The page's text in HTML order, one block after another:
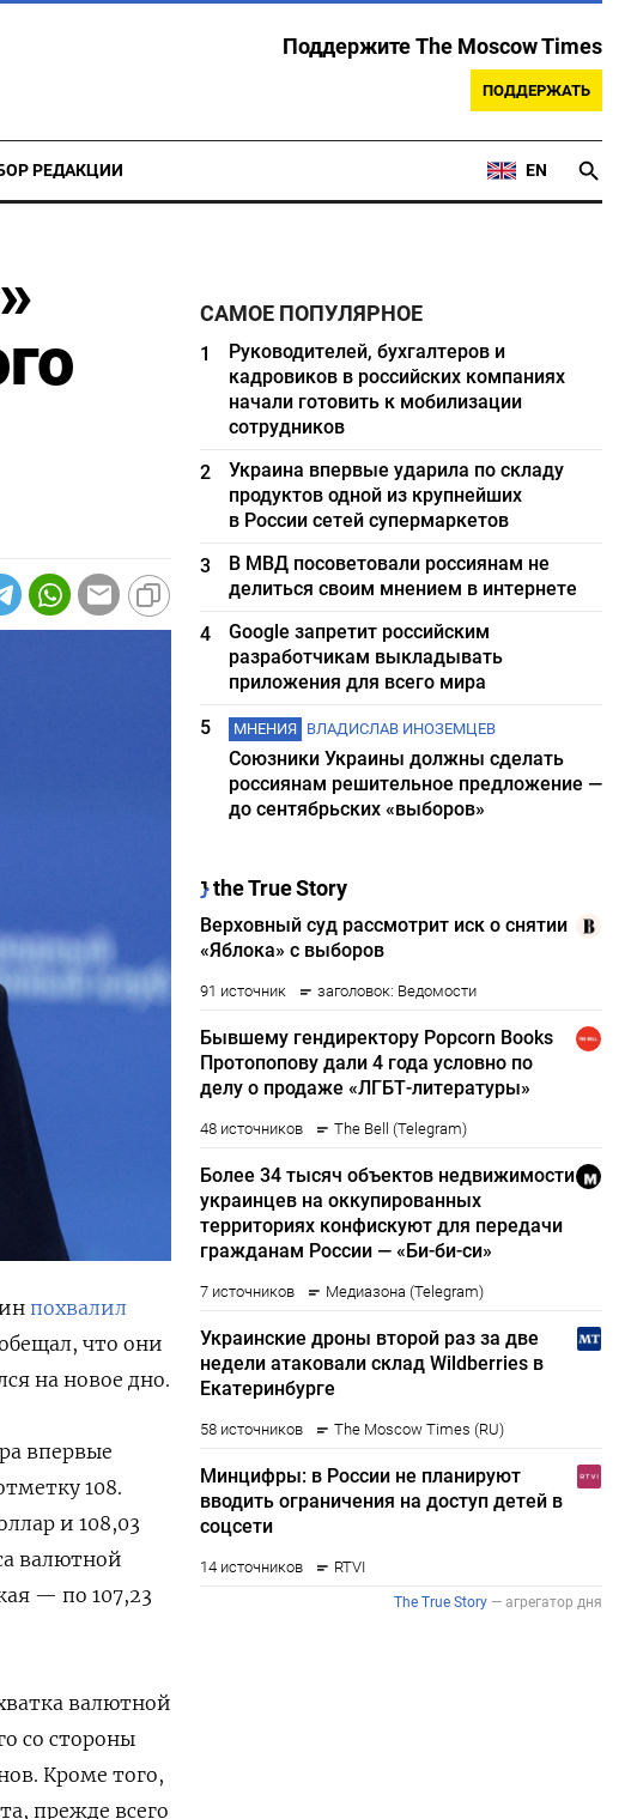
Поддержите The Moscow Times
ПОДДЕРЖАТЬ
РЕДАКЦИИ EN
похвалил
что они
на новое дно.
впервые
108.
и 108,03
валютной
— по 107,23
валютной
со стороны
Кроме того,
прежде всего
САМОЕ ПОПУЛЯРНОЕ
1
Руководителей, бухгалтеров и
кадровиков в российских компаниях
начали готовить к мобилизации
сотрудников
2
Украина впервые ударила по складу
продуктов одной из крупнейших
в России сетей супермаркетов
3
В МВД посоветовали россиянам не
делиться своим мнением в интернете
4
Google запретит российским
разработчикам выкладывать
приложения для всего мира
5
МНЕНИЯ ВЛАДИСЛАВ ИНОЗЕМЦЕВ
Союзники Украины должны сделать
россиянам решительное предложение —
до сентябрьских «выборов»